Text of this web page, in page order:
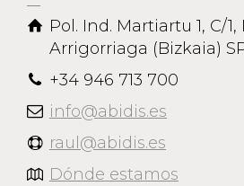
Pol. Ind. Martiartu 1, C/1,
Arrigorriaga (Bizkaia)
+34 946 713 700
info@abidis.es
raul@abidis.es
Dónde estamos